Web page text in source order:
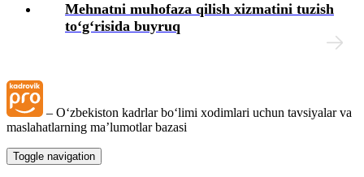
Mehnatni muhofaza qilish хizmatini tuzish
toʻgʻrisida buyruq
– Oʻzbekiston kadrlar boʻlimi хodimlari uchun tavsiyalar va
maslahatlarning ma’lumotlar bazasi
Toggle navigation